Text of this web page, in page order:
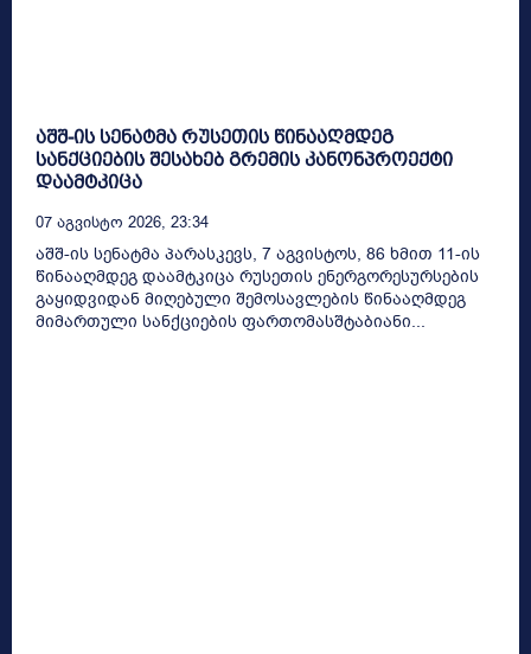
აშშ-ის სენატმა რუსეთის წინააღმდეგ
სანქციების შესახებ გრემის კანონპროექტი
დაამტკიცა
07 Აგვისტო 2026, 23:34
აშშ-ის სენატმა პარასკევს, 7 აგვისტოს, 86 ხმით 11-ის
წინააღმდეგ დაამტკიცა რუსეთის ენერგორესურსების
გაყიდვიდან მიღებული შემოსავლების წინააღმდეგ
მიმართული სანქციების ფართომასშტაბიანი...